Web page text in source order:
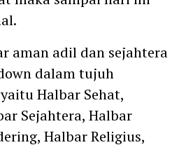
aman adil dan sejahtera
dalam tujuh
Halbar Sehat,
Sejahtera, Halbar
Halbar Religius,